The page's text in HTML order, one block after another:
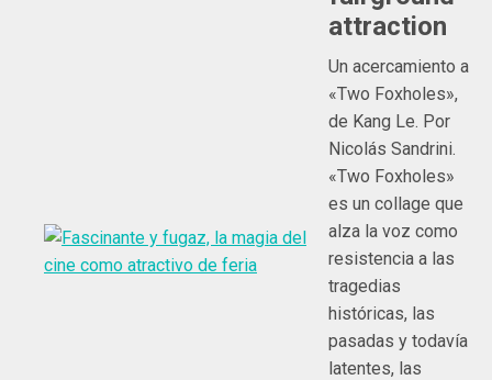
attraction
Un acercamiento a
«Two Foxholes»,
de Kang Le. Por
Nicolás Sandrini.
«Two Foxholes»
es un collage que
alza la voz como
resistencia a las
tragedias
históricas, las
pasadas y todavía
latentes, las